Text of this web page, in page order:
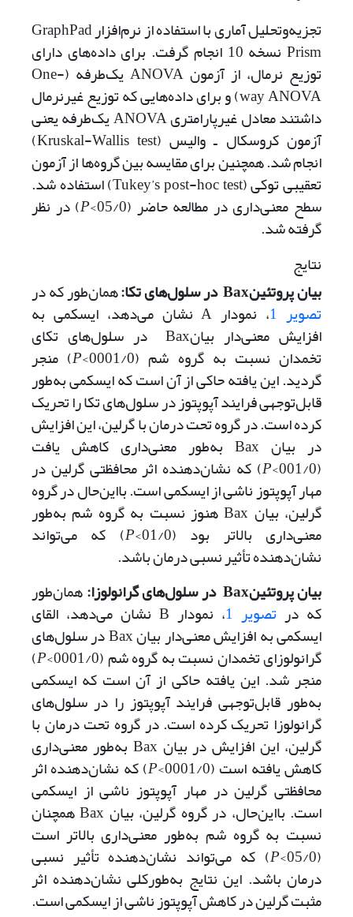
تجزیه‌و‌تحلیل آماری با استفاده از نرم‌افزار GraphPad
Prism نسخه 10 انجام گرفت. برای داده‌های دارای
توزیع نرمال، از آزمون ANOVA یک‌طرفه (One-
way ANOVA) و برای داده‌هایی که توزیع غیر‌نرمال
داشتند معادل غیرپارامتری ANOVA یک‌طرفه یعنی
آزمون کروسکال ـ والیس (Kruskal-Wallis test)
انجام شد. همچنین برای مقایسه بین گروه‌ها از آزمون
تعقیبی توکی (Tukey’s post-hoc test) استفاده شد.
سطح معنی‌داری در مطالعه حاضر (05/0> P) در نظر
گرفته شد.
نتایج
بیانپروتئینBaxدر سلول‌‌‌های تکا:همان‌طور که در
تصویر 1 ، نمودار A نشان می‌دهد، ایسکمی به
افزایش معنی‌دار بیانBax در سلول‌های تکای
تخمدان نسبت به گروه شم (0001/0> P) منجر
گردید. این یافته حاکی از آن است که ایسکمی به‌طور
قابل‌توجهی فرایند آپوپتوز در سلول‌های تکا را تحریک
کرده است. در گروه تحت درمان با گرلین، این افزایش
در بیان Bax به‌طور معنی‌داری کاهش یافت
(001/0>
P) که نشان‌دهنده اثر محافظتی گرلین در
مهار آپوپتوز ناشی از ایسکمی است. با‌این‌حال در گروه
گرلین، بیان Bax هنوز نسبت به گروه شم به‌طور
معنی‌داری بالاتر بود (01/0> P) که می‌تواند
نشان‌دهنده تأثیر نسبی درمان باشد.
بیان پروتئینBax در سلول‌های گرانولوزا:همان‌طور
که در تصویر 1 ، نمودار B نشان می‌دهد، القای
ایسکمی به افزایش معنی‌دار بیان Bax در سلول‌های
گرانولوزای تخمدان نسبت به گروه شم (0001/0> P
)
منجر شد. این یافته حاکی از آن است که ایسکمی
به‌طور قابل‌توجهی فرایند آپوپتوز را در سلول‌های
گرانولوزا تحریک کرده است. در گروه تحت درمان با
گرلین، این افزایش در بیان Bax به‌طور معنی‌داری
کاهش یافته است (0001/0> P) که نشان‌دهنده اثر
محافظتی گرلین در مهار آپوپتوز ناشی از ایسکمی
است. با‌این‌حال، در گروه گرلین، بیان Bax همچنان
نسبت به گروه شم به‌طور معنی‌داری بالاتر است
(05/0>
P) که می‌تواند نشان‌دهنده تأثیر نسبی
درمان باشد. این نتایج به‌طورکلی نشان‌دهنده اثر
مثبت گرلین در کاهش آپوپتوز ناشی از ایسکمی است.